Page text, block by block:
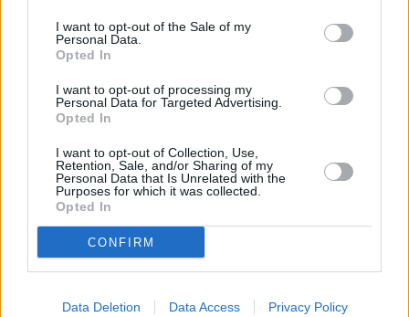
I want to opt-out of the Sale of my
Personal Data.
Opted In
I want to opt-out of processing my
Personal Data for Targeted Advertising.
Opted In
I want to opt-out of Collection, Use,
Retention, Sale, and/or Sharing of my
Personal Data that Is Unrelated with the
Purposes for which it was collected.
Opted In
CONFIRM
Data Deletion Data Access Privacy Policy
ΔΙΑΒΑΣΤΕ ΕΠΙΣΗΣ
Νέο «πράσινο» άλμα της
ΔΕΗ: Εδραιώνει την
παρουσία της στην
Κεντρική Ευρώπη με
mega deal 2 GW
Φρένο στην